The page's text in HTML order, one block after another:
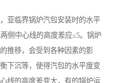
亚临界锅炉汽包安装时的水平
侧中心线的高度差应≤5。锅炉
推移，会受到各种因素的影
下沉等，使得汽包的水平度变
线的高度差变大，有的锅炉运